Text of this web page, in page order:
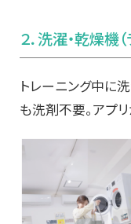
２．洗濯・乾燥機
トレーニング中に
も洗剤不要。アプ